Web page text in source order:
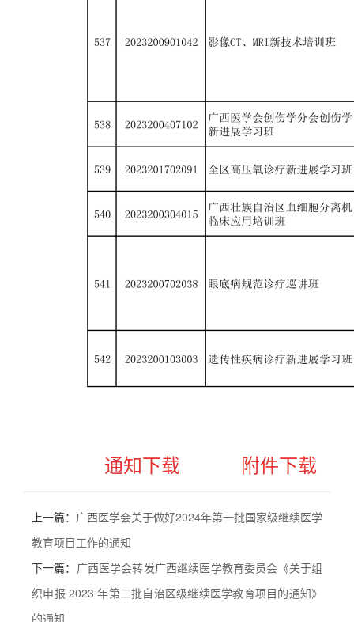
通知下载 附件下载
上一篇： 广西医学会关于做好2024年第一批国家级继续医学
教育项目工作的通知
下一篇： 广西医学会转发广西继续医学教育委员会《关于组
织申报 2023 年第二批自治区级继续医学教育项目的通知》
的通知